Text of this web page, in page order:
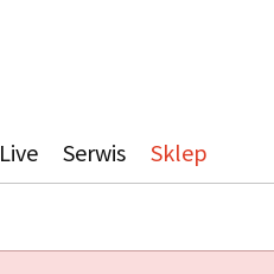
Live Serwis Sklep